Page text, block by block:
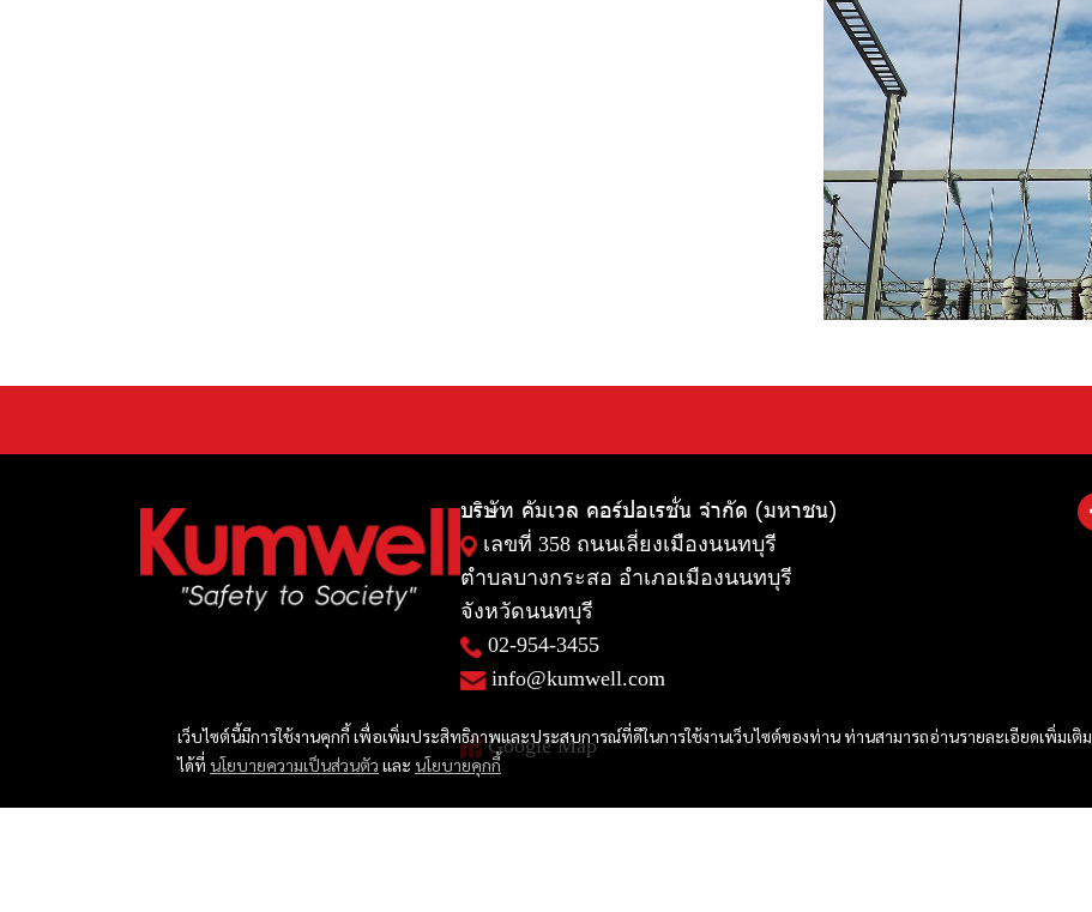
เว็บไซต์นี้มีการใช้งานคุกกี้ เพื่อเพิ่มประสิทธิภาพและประสบการณ์ที่ดีในการใช้งานเว็บไซต์ของท่าน ท่านสามารถอ่านรายละเอียดเพิ่มเติม
ได้ที่ นโยบายความเป็นส่วนตัว และ นโยบายคุกกี้
บริษัท คัมเวล คอร์ปอเรชั่น จำกัด (มหาชน)
เลขที่ 358 ถนนเลี่ยงเมืองนนทบุรี
ตำบลบางกระสอ อำเภอเมืองนนทบุรี
จังหวัดนนทบุรี
02-954-3455
info@kumwell.com
Google Map